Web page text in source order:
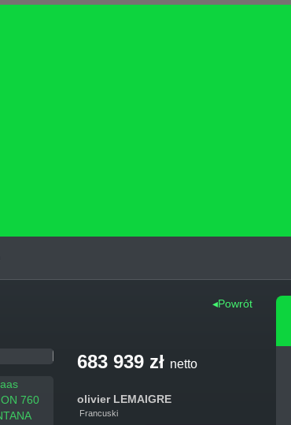
◂Powrót
683 939 zł netto
olivier LEMAIGRE
Francuski